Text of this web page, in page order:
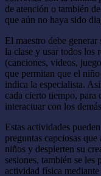
de atención o también
que aún no haya sido
El maestro debe
la clase y usar todos los
(canciones, videos,
que permitan que el
indica la especialista.
cada cierto tiempo, para
interactuar con los
Estas actividades
preguntas capciosas
niños y despierten su
sesiones, también se les
actividad física